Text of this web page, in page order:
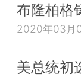
布隆柏格
2020年03月
美总统初